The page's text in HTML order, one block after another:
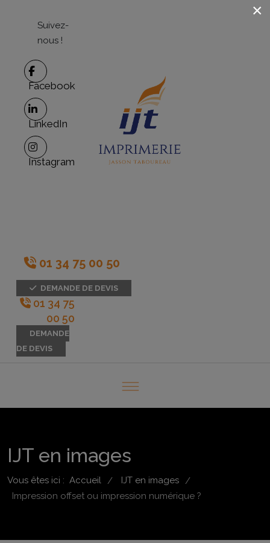
Suivez-
nous !
Facebook
LinkedIn
Instagram
01 34 75 00 50
DEMANDE DE DEVIS
01 34 75
00 50
DEMANDE
DE DEVIS
IJT en images
Vous êtes ici : Accueil / IJT en images /
Impression offset ou impression numérique ?
×